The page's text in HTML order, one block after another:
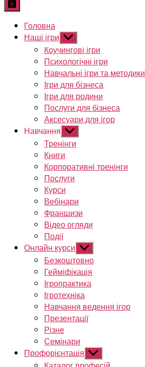
Головна
Наші ігри Показати
підменю
Коучингові ігри
Психологічні ігри
Навчальні ігри та методики
Ігри для бізнеса
Ігри для родини
Послуги для бізнеса
Аксесуари для ігор
Навчання Показати
підменю
Тренінги
Книги
Корпоративні тренінги
Послуги
Курси
Вебінари
Франшизи
Відео огляди
Події
Онлайн курси Показати
підменю
Безкоштовно
Гейміфікація
Ігропрактика
Ігротехніка
Навчання ведення ігор
Презентації
Різне
Семінари
Профорієнтація Показати
підменю